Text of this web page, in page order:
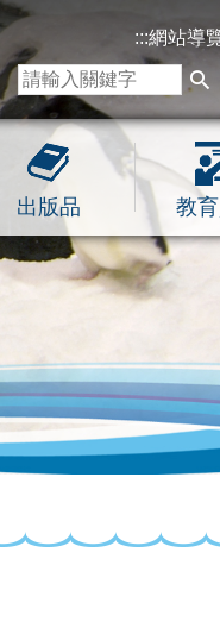
:::網站導
出版品 教